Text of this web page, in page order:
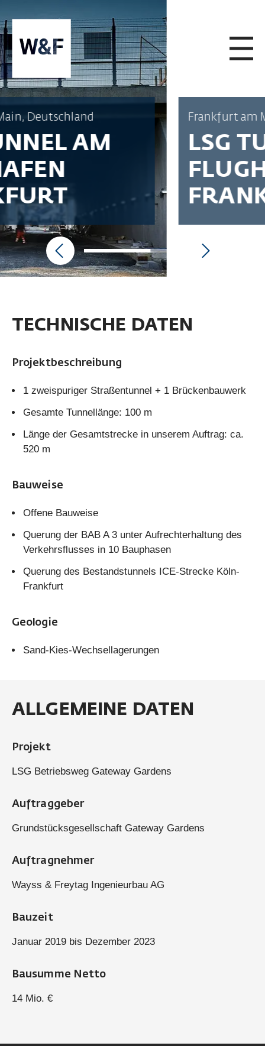
ZUM INHALT SPRINGEN
Frankfurt am Main, Deutschland
LSG TUNNEL AM
FLUGHAFEN
FRANKFURT
TECHNISCHE DATEN
Projektbeschreibung
1 zweispuriger Straßentunnel + 1 Brückenbauwerk
Gesamte Tunnellänge: 100 m
Länge der Gesamtstrecke in unserem Auftrag: ca.
520 m
Bauweise
Offene Bauweise
Querung der BAB A 3 unter Aufrechterhaltung des
Verkehrsflusses in 10 Bauphasen
Querung des Bestandstunnels ICE-Strecke Köln-
Frankfurt
Geologie
Sand-Kies-Wechsellagerungen
ALLGEMEINE DATEN
Projekt
LSG Betriebsweg Gateway Gardens
Auftraggeber
Grundstücksgesellschaft Gateway Gardens
Auftragnehmer
Wayss & Freytag Ingenieurbau AG
Bauzeit
Januar 2019 bis Dezember 2023
Bausumme Netto
14 Mio. €